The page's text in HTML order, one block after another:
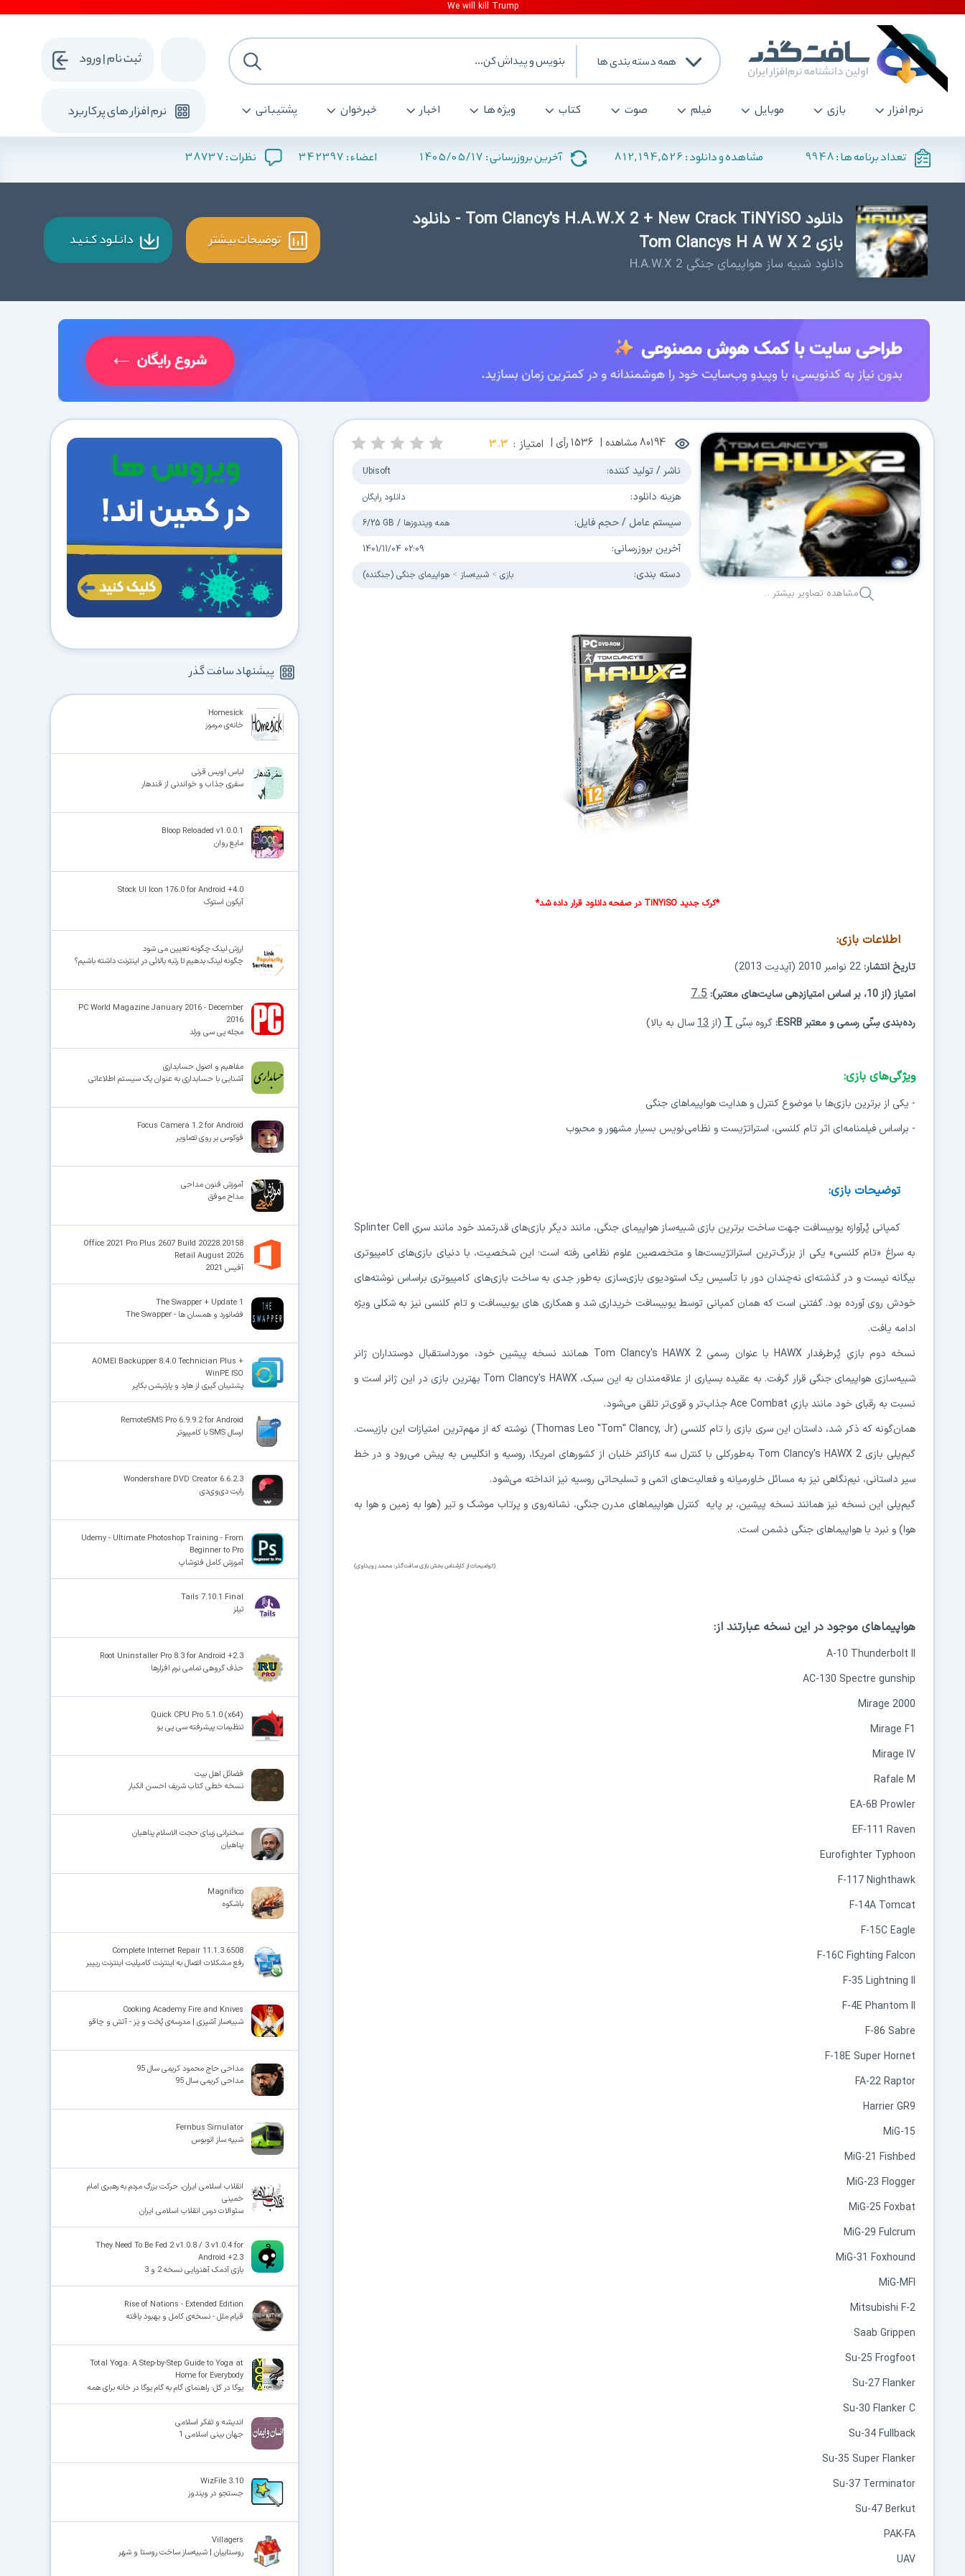
همه دسته بندی ها
نرم افزار بازی موبایل فیلم صوت کتاب ویژه ها اخبار خبرخوان پشتیبانی نرم افزار های پرکاربرد
ثبت نام | ورود
تعداد برنامه ها :9948 مشاهده و دانلود : 812,194,526 آخرین بروزرسانی : 1405/05/17 اعضاء : 342397 نظرات :38737
دانلود Tom Clancy's H.A.W.X 2 + New Crack TiNYiSO - دانلود
بازی Tom Clancys H A W X 2
دانلود شبیه ساز هواپیمای جنگی H.A.W.X 2
توضیحات بیشتر دانـلـود کـنـیـد
مشاهده تصاویر بیشتر ...
80194مشاهده | 1536رأی | امتیاز : 3.3
ناشر / تولید کننده: Ubisoft
هزینه دانلود: دانلود رایگان
سیستم عامل / حجم فایل: 6/25 GB / همه ویندوزها
آخرین بروزرسانی: 1401/11/04 02:09
دسته بندی: بازی شبیه‌ساز هواپیمای جنگی (جنگنده)
*کرک جدید TiNYiSO در صفحه دانلود قرار داده شد*
اطلاعات بازی:
تاریخ انتشار:
امتیاز (از 10، بر اساس امتیازدِهی سایت‌های معتبر):
7.5
رده‌بندی سِنّی رسمی و معتبر ESRB: گروه سِنّی T (از 13سال به بالا)
ویژگی‌های بازی:
- یکی از برترین بازی‌ها با موضوع کنترل و هدایت هواپیماهای جنگی
- براساس فیلمنامه‌ای اثر تام کلنسی، استراتژیست و نظامی‌نویس بسیار مشهور و محبوب
توضیحات بازی:
کمپانی پُرآوازه یوبیسافت جهت ساخت برترین بازی شبیه‌ساز هواپیمای جنگی، مانند دیگر بازی‌های قدرتمند خود مانند سریِ Splinter Cell
به سراغ «تام کلنسی» یکی از بزرگ‌ترین استراتژیست‌ها و متخصصین علوم نظامی رفته است؛ این شخصیت، با دنیای بازی‌های کامپیوتری
بیگانه نیست و در گذشته‌ای نه‌چندان دور با تأسیس یک استودیوی بازی‌سازی به‌طور جدی به ساخت بازی‌های کامپیوتری براساس نوشته‌های
خودش روی آورده بود. گفتنی است که همان کمپانی توسط یوبیسافت خریداری شد و همکاری های یوبیسافت و تام کلنسی نیز به شکلی ویژه
ادامه یافت.
نسخه دوم بازیِ پُرطرفدار HAWX با عنوان رسمی Tom Clancy's HAWX 2 همانند نسخه پیشین خود، مورداستقبال دوستداران ژانر
شبیه‌سازی هواپیمای جنگی قرار گرفت. به عقیده بسیاری از علاقه‌مندان به این سبک، Tom Clancy's HAWX بهترین بازی در این ژانر است و
نسبت به رقبای خود مانند بازیِ Ace Combat جذاب‌تر و قوی‌تر تلقی می‌شود.
همان‌گونه که ذکر شد، داستان این سری بازی را تام کلنسی (Thomas Leo "Tom" Clancy, Jr) نوشته که از مهم‌ترین امتیازات این بازیست.
گیم‌پلی بازی Tom Clancy's HAWX 2 به‌طورکلی با کنترل سه کاراکتر خلبان از کشورهای امریکا، روسیه و انگلیس به پیش می‌رود و در خط
سیر داستانی، نیم‌نگاهی نیز به مسائل خاورمیانه و فعالیت‌های اتمی و تسلیحاتی روسیه نیز انداخته می‌شود.
گیم‌پلی این نسخه نیز همانند نسخه پیشین، بر پایه کنترل هواپیماهای مدرن جنگی، نشانه‌روی و پرتاب موشک و تیر (هوا به زمین و هوا به
هوا) و نبرد با هواپیماهای جنگی دشمن است.
(توضیحات از کارشناس بخش بازی سافت‌گذر: محمد زویداوی)
هواپیماهای موجود در این نسخه عبارتند از:
A-10 Thunderbolt II
AC-130 Spectre gunship
Mirage 2000
Mirage F1
Mirage IV
Rafale M
EA-6B Prowler
EF-111 Raven
Eurofighter Typhoon
F-117 Nighthawk
F-14A Tomcat
F-15C Eagle
F-16C Fighting Falcon
F-35 Lightning II
F-4E Phantom II
F-86 Sabre
F-18E Super Hornet
FA-22 Raptor
Harrier GR9
MiG-15
MiG-21 Fishbed
MiG-23 Flogger
MiG-25 Foxbat
MiG-29 Fulcrum
MiG-31 Foxhound
MiG-MFI
Mitsubishi F-2
Saab Grippen
Su-25 Frogfoot
Su-27 Flanker
Su-30 Flanker C
Su-34 Fullback
Su-35 Super Flanker
Su-37 Terminator
Su-47 Berkut
PAK-FA
UAV
پیشنهاد سافت گذر
Homesick
خانه‌ی مرموز
لباس اویس قرنی
سفری جذاب و خواندنی از قندهار
Bloop Reloaded v1.0.0.1
مایع روان
Stock UI Icon 176.0 for Android +4.0
آیکون استوک
ارزش لینک چگونه تعیین می شود
چگونه لینک بدهیم تا رتبه بالائی در اینترنت داشته باشیم؟
PC World Magazine January 2016 - December
2016
مجله پی سی ورلد
مفاهیم و اصول حسابداری
آشنایی با حسابداری به عنوان یک سیستم اطلاعاتی
Focus Camera 1.2 for Android
فوکوس بر روی تصاویر
آموزش فنون مداحی
مداح موفق
Office 2021 Pro Plus 2607 Build 20228.20158
Retail August 2026
آفیس 2021
The Swapper + Update 1
فضانورد و همسان ها - The Swapper
AOMEI Backupper 8.4.0 Technician Plus +
WinPE ISO
پشتیبان گیری از هارد و پارتیشن بکاپر
RemoteSMS Pro 6.9.9.2 for Android
ارسال SMS با کامپیوتر
Wondershare DVD Creator 6.6.2.3
رایت دی‌وی‌دی
Udemy - Ultimate Photoshop Training - From
Beginner to Pro
آموزش کامل فتوشاپ
Tails 7.10.1 Final
تیلز
Root Uninstaller Pro 8.3 for Android +2.3
حذف گروهی تمامی نرم افزارها
Quick CPU Pro 5.1.0 (x64)
تنظیمات پیشرفته سی پی یو
فضائل اهل بیت
نسخه خطی کتاب شریف احسن الکبار
سخنرانی زیبای حجت الاسلام پناهیان
پناهیان
Magnifico
باشکوه
Complete Internet Repair 11.1.3.6508
رفع مشکلات اتصال به اینترنت کامپلیت اینترنت ریپیر
Cooking Academy Fire and Knives
شبیه‌ساز آشپزی | مدرسه‌ی پُخت و پَز - آتش و چاقو
مداحی حاج محمود کریمی سال 95
مداحی کریمی سال 95
Fernbus Simulator
شبیه ساز اتوبوس
انقلاب اسلامی ایران، حرکت بزرگ مردم به رهبری امام
خمینی
سئوالات درس انقلاب اسلامی ایران
They Need To Be Fed 2 v1.0.8 / 3 v1.0.4 for
Android +2.3
بازی آدمک آهنربایی نسخه 2 و 3
Rise of Nations - Extended Edition
قیام ملل - نسخه‌ی کامل و بهبود یافته
Total Yoga: A Step-by-Step Guide to Yoga at
Home for Everybody
یوگا در کل: راهنمای گام به گام یوگا در خانه برای همه
اندیشه و تفکر اسلامی
جهان بینی اسلامی 1
WizFile 3.10
جستجو در ویندوز
Villagers
روستاییان | شبیه‌ساز ساخت روستا و شهر
15
⚡ اعضای VIP دانلود را بلافاصله و بدون معطلی شروع می‌کنند
⭐ با عضویت ویژه، تمام محدودیت‌ها را بردارید: